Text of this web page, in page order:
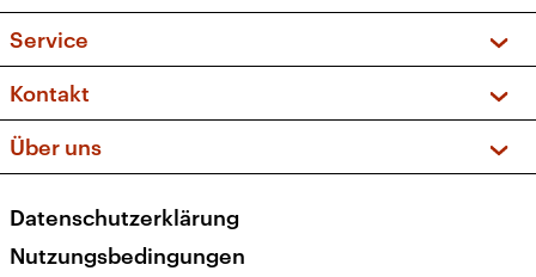
Sendungen und Podcasts
Musikliste
Kakadu – Das Kinderprogramm
Frequenzen (UKW + DAB+)
Service
FAQ
Apps
Newsletter
Veranstaltungen
Kontakt
Social Media
Über uns
Presse
Karriere
Datenschutzerklärung
Nutzungsbedingungen